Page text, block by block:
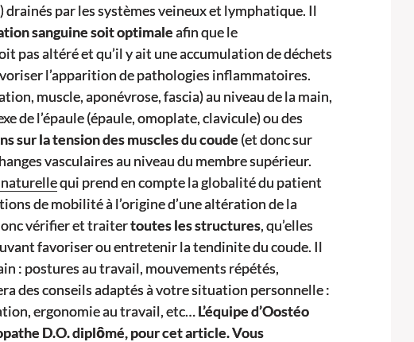
drainés par les systèmes veineux et lymphatique. Il
sanguine soit optimaleafin que le
pas altéré et qu’il y ait une accumulation de déchets
l’apparition de pathologies inflammatoires.
muscle, aponévrose, fascia) au niveau de la main,
de l’épaule (épaule, omoplate, clavicule) ou des
sur la tension des muscles du coude (et donc sur
vasculaires au niveau du membre supérieur.
naturellequi prend en compte la globalité du patient
de mobilité à l’origine d’une altération de la
vérifier et traitertoutes les structures, qu’elles
favoriser ou entretenir la tendinite du coude. Il
: postures au travail, mouvements répétés,
des conseils adaptés à votre situation personnelle :
ergonomie au travail, etc…L’équipe d’Oostéo
D.O. diplômé, pour cet article. Vous